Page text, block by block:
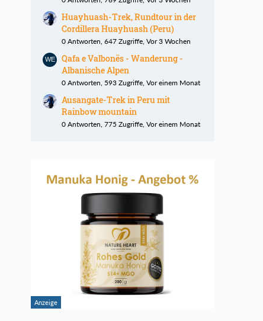
Huayhuash-Trek, Rundtour in der
Cordillera Huayhuash (Peru)
0 Antworten, 647 Zugriffe, Vor 3 Wochen
Qafa e Valbonës - Wanderung -
Albanische Alpen
0 Antworten, 593 Zugriffe, Vor einem Monat
Ausangate-Trek in Peru mit
Rainbow mountain
0 Antworten, 775 Zugriffe, Vor einem Monat